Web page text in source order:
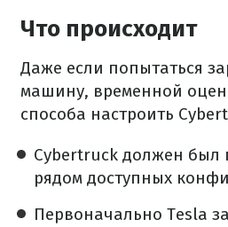
Что происходит
Даже если попытаться
машину, временной
способа настроить
Cybertruck должен был
рядом доступных
Первоначально Tesla